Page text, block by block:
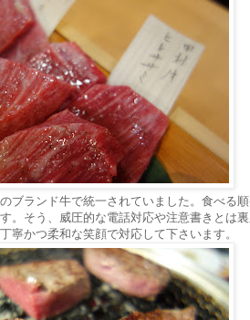
ブランド牛で統一されていました。食べる
。そう、威圧的な電話対応や注意書きとは
寧かつ柔和な笑顔で対応して下さいます。